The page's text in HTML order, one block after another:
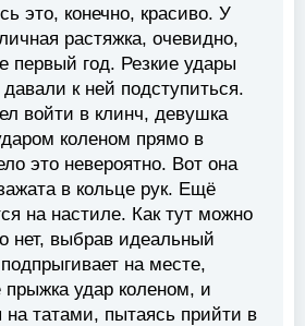
это, конечно, красиво. У
растяжка, очевидно,
первый год. Резкие удары
давали к ней подступиться.
войти в клинч, девушка
коленом прямо в
это невероятно. Вот она
в кольце рук. Ещё
на настиле. Как тут можно
нет, выбрав идеальный
на месте,
прыжка удар коленом, и
на татами, пытаясь прийти в